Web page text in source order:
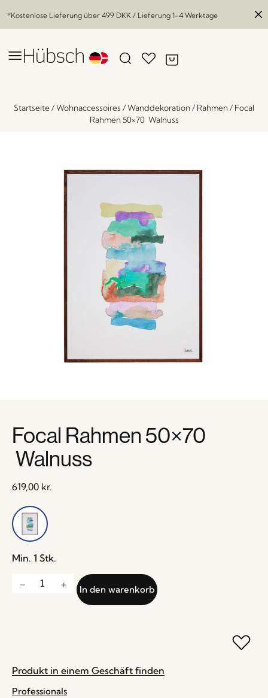
*Kostenlose Lieferung über 499 DKK / Lieferung 1-4 Werktage
Startseite/Wohnaccessoires /Wanddekoration/ Rahmen/ Focal
Rahmen 50×70 Walnuss
Focal Rahmen 50×70
Walnuss
619,00 kr.
Min. 1 Stk.
In den warenkorb
Produkt in einem Geschäft finden
Professionals